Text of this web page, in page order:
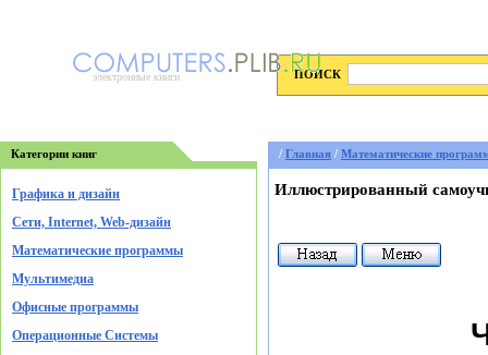
электронные книги ПОИСК
Категории книг
Графика и дизайн
Cети, Internet, Web-дизайн
Математические программы
Мультимедиа
Офисные программы
Операционные Системы
/ Главная / Математические
Иллюстрированный